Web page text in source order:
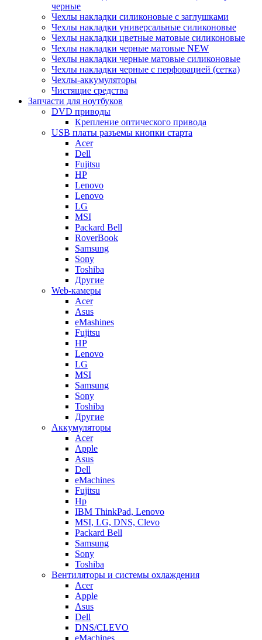
черные
Чехлы накладки силиконовые с заглушками
Чехлы накладки универсальные силиконовые
Чехлы накладки цветные матовые силиконовые
Чехлы накладки черные матовые NEW
Чехлы накладки черные матовые силиконовые
Чехлы накладки черные с перфорацией (сетка)
Чехлы-аккумуляторы
Чистящие средства
Запчасти для ноутбуков
DVD приводы
Крепление оптического привода
USB платы разъемы кнопки старта
Acer
Dell
Fujitsu
HP
Lenovo
Lenovo
LG
MSI
Packard Bell
RoverBook
Samsung
Sony
Toshiba
Другие
Web-камеры
Acer
Asus
eMashines
Fujitsu
HP
Lenovo
LG
MSI
Samsung
Sony
Toshiba
Другие
Аккумуляторы
Acer
Apple
Asus
Dell
eMachines
Fujitsu
Hp
IBM ThinkPad, Lenovo
MSI, LG, DNS, Clevo
Packard Bell
Samsung
Sony
Toshiba
Вентиляторы и системы охлаждения
Acer
Apple
Asus
Dell
DNS/CLEVO
eMachines